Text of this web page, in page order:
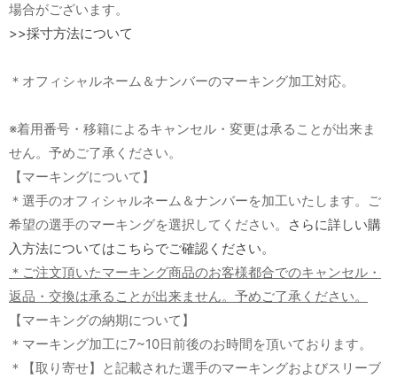
場合がございます。
>>採寸方法について
＊オフィシャルネーム＆ナンバーのマーキング加工対応。
※着用番号・移籍によるキャンセル・変更は承ることが出来ま
せん。予めご了承ください。
【マーキングについて】
＊選手のオフィシャルネーム＆ナンバーを加工いたします。ご
希望の選手のマーキングを選択してください。
さらに詳しい購
入方法についてはこちらでご確認ください。
＊ご注文頂いたマーキング商品のお客様都合でのキャンセル・
返品・交換は承ることが出来ません。予めご了承ください。
【マーキングの納期について】
＊マーキング加工に7~10日前後のお時間を頂いております。
＊【取り寄せ】と記載された選手のマーキングおよびスリーブ